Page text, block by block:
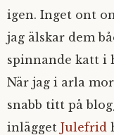
igen. Inget ont
jag älskar dem
spinnande katt i
När jag i arla
snabb titt på
inlägget Julefrid